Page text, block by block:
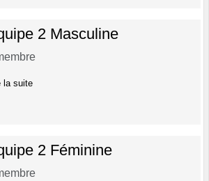
2 Masculine
la suite
2 Féminine